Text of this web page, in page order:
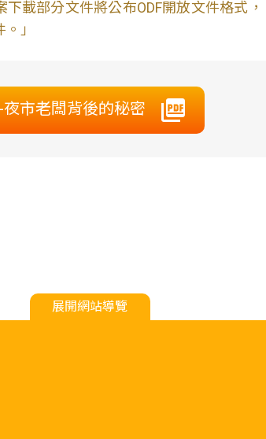
下載部分文件將公布ODF開放文件格式
」
市老闆背後的秘密
展開網站導覽